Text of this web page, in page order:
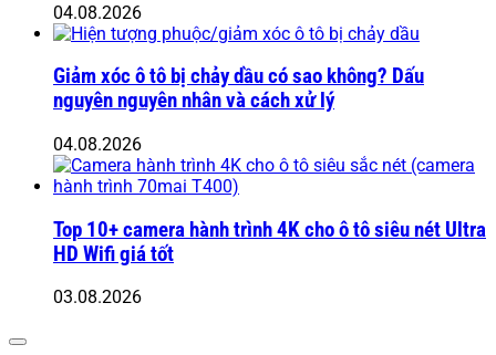
04.08.2026
Giảm xóc ô tô bị chảy dầu có sao không? Dấu
nguyên nguyên nhân và cách xử lý
04.08.2026
Top 10+ camera hành trình 4K cho ô tô siêu nét Ultra
HD Wifi giá tốt
03.08.2026